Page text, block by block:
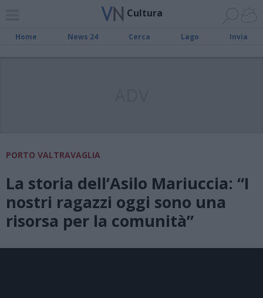
Cultura
Home News 24 Cerca Lago Invia
PORTO VALTRAVAGLIA
La storia dell’Asilo Mariuccia: “I
nostri ragazzi oggi sono una
risorsa per la comunità”